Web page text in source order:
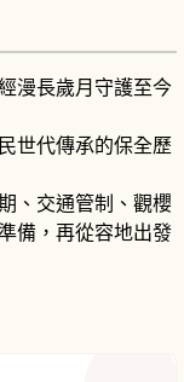
漫長歲月守護至今
世代傳承的保全歷
、交通管制、觀櫻
備，再從容地出發